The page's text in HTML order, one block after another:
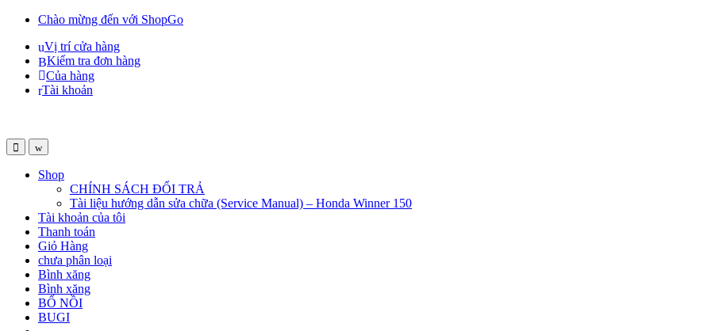
Skip
navigation
Skip
content
Chào mừng đến với ShopGo
Vị trí cửa hàng
Kiểm tra đơn hàng
Của hàng
Tài khoản
OpenClose
Shop
CHÍNH SÁCH ĐỔI TRẢ
Tài liệu hướng dẫn sửa chữa (Service Manual) – Honda Winner 150
Tài khoản của tôi
Thanh toán
Giỏ Hàng
chưa phân loại
Bình xăng
Bình xăng
BỐ NỒI
BUGI